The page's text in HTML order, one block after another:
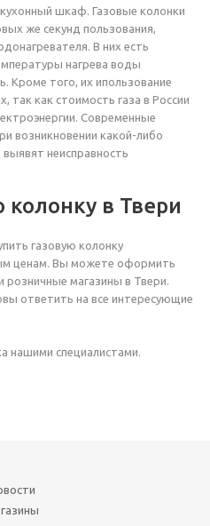
шкаф. Газовые колонки
же секунд пользования,
В них есть
нагрева воды
Кроме того, их ипользование
, так как стоимость газа в России
Современные
возникновении какой-либо
неисправность
колонку в Твери
газовую колонку
ценам. Вы можете оформить
розничные магазины в Твери.
ответить на все интересующие
нашими специалистами.